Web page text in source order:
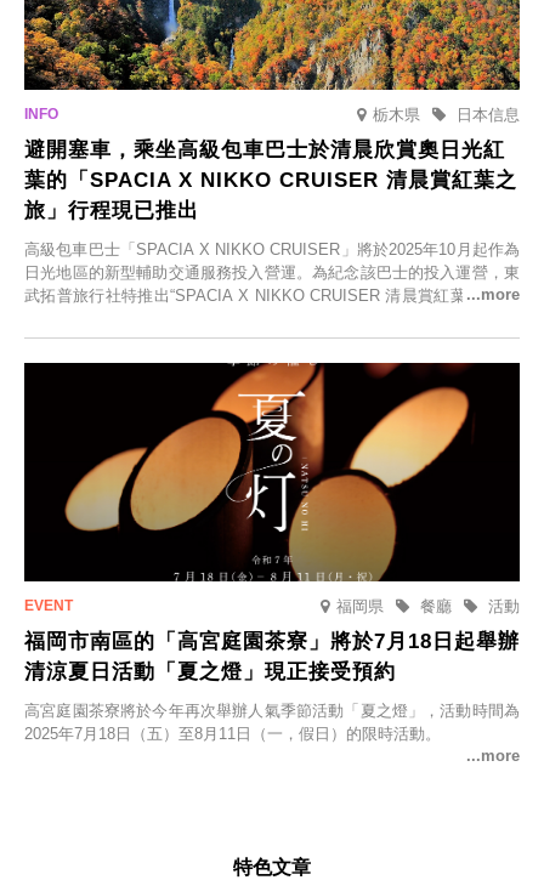
栃木県 日本信息
避開塞車，乘坐高級包車巴士於清晨欣賞奧日光紅
葉的「SPACIA X NIKKO CRUISER 清晨賞紅葉之
旅」行程現已推出
高級包車巴士「SPACIA X NIKKO CRUISER」將於2025年10月起作為
日光地區的新型輔助交通服務投入營運。為紀念該巴士的投入運營，東
武拓普旅行社特推出“SPACIA X NIKKO CRUISER 清晨賞紅葉之旅”，
福岡県 活動
餐廳
福岡市南區的「高宮庭園茶寮」將於7月18日起舉辦
清涼夏日活動「夏之燈」現正接受預約
高宮庭園茶寮將於今年再次舉辦人氣季節活動「夏之燈」，活動時間為
2025年7月18日（五）至8月11日（一，假日）的限時活動。
特色文章